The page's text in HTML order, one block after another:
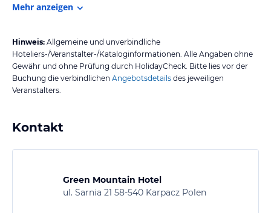
Mehr anzeigen
Hinweis: Allgemeine und unverbindliche
Hoteliers-/Veranstalter-/Kataloginformationen. Alle Angaben ohne
Gewähr und ohne Prüfung durch HolidayCheck. Bitte lies vor der
Buchung die verbindlichen Angebotsdetails des jeweiligen
Veranstalters.
Kontakt
Green Mountain Hotel
ul. Sarnia 21 58-540 Karpacz Polen